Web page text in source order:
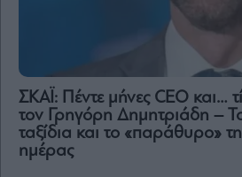
ΣΚΑΪ: Πέντε μήνες CEO και…
τον Γρηγόρη Δημητριάδη –
ταξίδια και το «παράθυρο»
ημέρας